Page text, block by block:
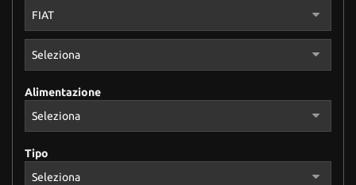
Alimentazione
Tipo